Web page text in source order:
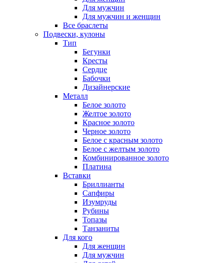
Для мужчин
Для мужчин и женщин
Все браслеты
Подвески, кулоны
Тип
Бегунки
Кресты
Сердце
Бабочки
Дизайнерские
Металл
Белое золото
Желтое золото
Красное золото
Черное золото
Белое с красным золото
Белое с желтым золото
Комбинированное золото
Платина
Вставки
Бриллианты
Сапфиры
Изумруды
Рубины
Топазы
Танзаниты
Для кого
Для женщин
Для мужчин